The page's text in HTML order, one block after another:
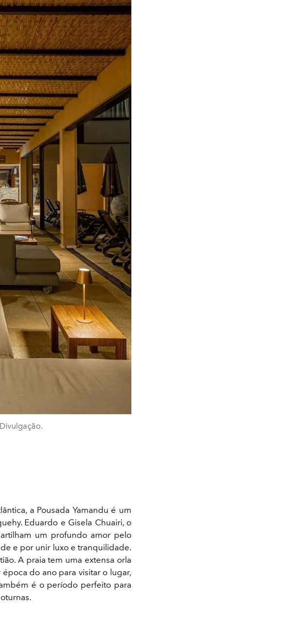
a Pousada Yamandu é um
Eduardo e Gisela Chuairi, o
um profundo amor pelo
e por unir luxo e tranquilidade.
A praia tem uma extensa orla
do ano para visitar o lugar,
é o período perfeito para